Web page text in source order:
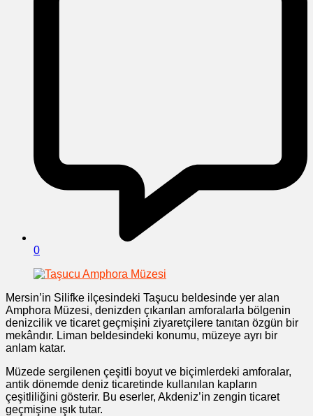
0
Mersin’in Silifke ilçesindeki Taşucu beldesinde yer alan
Amphora Müzesi, denizden çıkarılan amforalarla bölgenin
denizcilik ve ticaret geçmişini ziyaretçilere tanıtan özgün bir
mekândır. Liman beldesindeki konumu, müzeye ayrı bir
anlam katar.
Müzede sergilenen çeşitli boyut ve biçimlerdeki amforalar,
antik dönemde deniz ticaretinde kullanılan kapların
çeşitliliğini gösterir. Bu eserler, Akdeniz’in zengin ticaret
geçmişine ışık tutar.